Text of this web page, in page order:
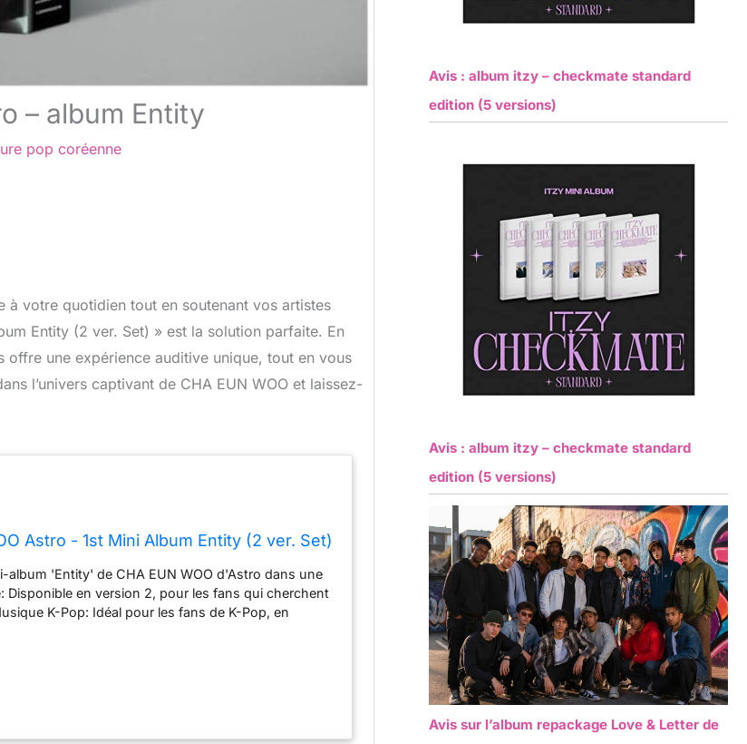
– album Entity
pop coréenne
à votre quotidien tout en soutenant vos artistes
Entity (2 ver. Set) » est la solution parfaite. En
offre une expérience auditive unique, tout en vous
l’univers captivant de CHA EUN WOO et laissez-
Astro - 1st Mini Album Entity (2 ver. Set)
album 'Entity' de CHA EUN WOO d'Astro dans une
Disponible en version 2, pour les fans qui cherchent
K-Pop: Idéal pour les fans de K-Pop, en
de CHA EUN WOO Papier de qualité: Le
une longue durée de vie pour les fans qui
Avis : album itzy – checkmate standard
edition (5 versions)
Avis : album itzy – checkmate standard
edition (5 versions)
Avis sur l’album repackage Love & Letter de